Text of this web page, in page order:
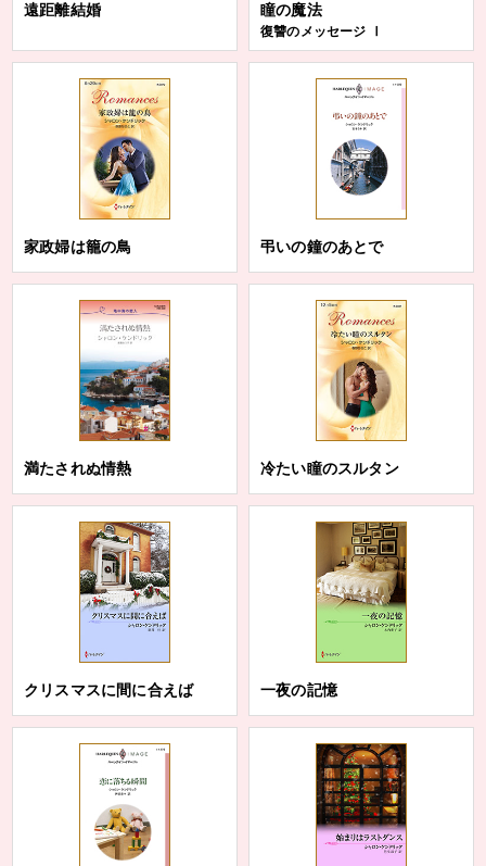
遠距離結婚 瞳の魔法
復讐のメッセージ Ⅰ
家政婦は籠の鳥 弔いの鐘のあとで
満たされぬ情熱 冷たい瞳のスルタン
クリスマスに間に合えば 一夜の記憶